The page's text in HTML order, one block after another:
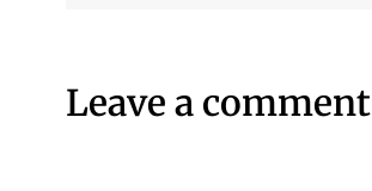
Leave a comment